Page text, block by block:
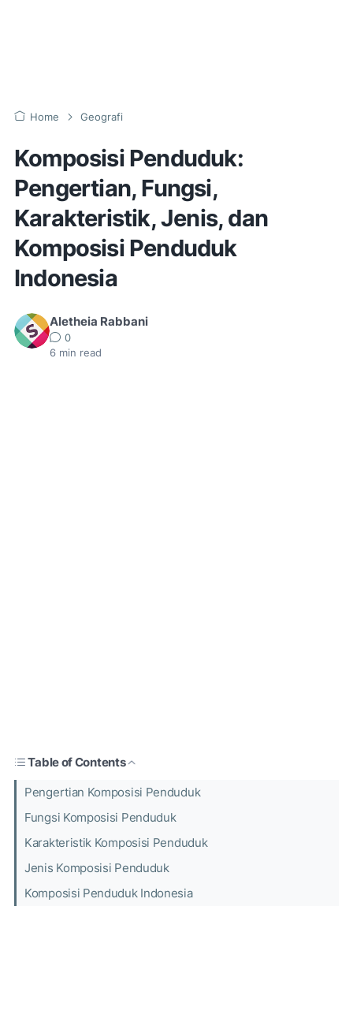
Home Geografi
Komposisi Penduduk:
Pengertian, Fungsi,
Karakteristik, Jenis, dan
Komposisi Penduduk
Indonesia
Aletheia Rabbani
0
6 min read
Table of Contents
Pengertian Komposisi Penduduk
Fungsi Komposisi Penduduk
Karakteristik Komposisi Penduduk
Jenis Komposisi Penduduk
Komposisi Penduduk Indonesia